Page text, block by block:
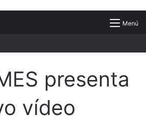
Menú
Buscar
presenta
vídeo